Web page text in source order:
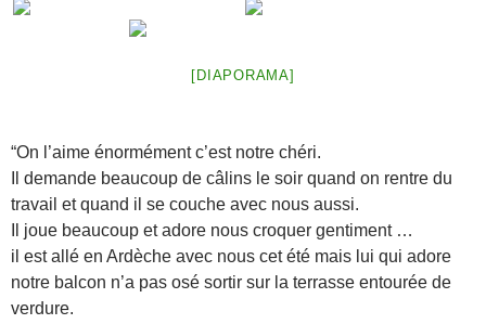
[DIAPORAMA]
“On l’aime énormément c’est notre chéri.
Il demande beaucoup de câlins le soir quand on rentre du
travail et quand il se couche avec nous aussi.
Il joue beaucoup et adore nous croquer gentiment …
il est allé en Ardèche avec nous cet été mais lui qui adore
notre balcon n’a pas osé sortir sur la terrasse entourée de
verdure.